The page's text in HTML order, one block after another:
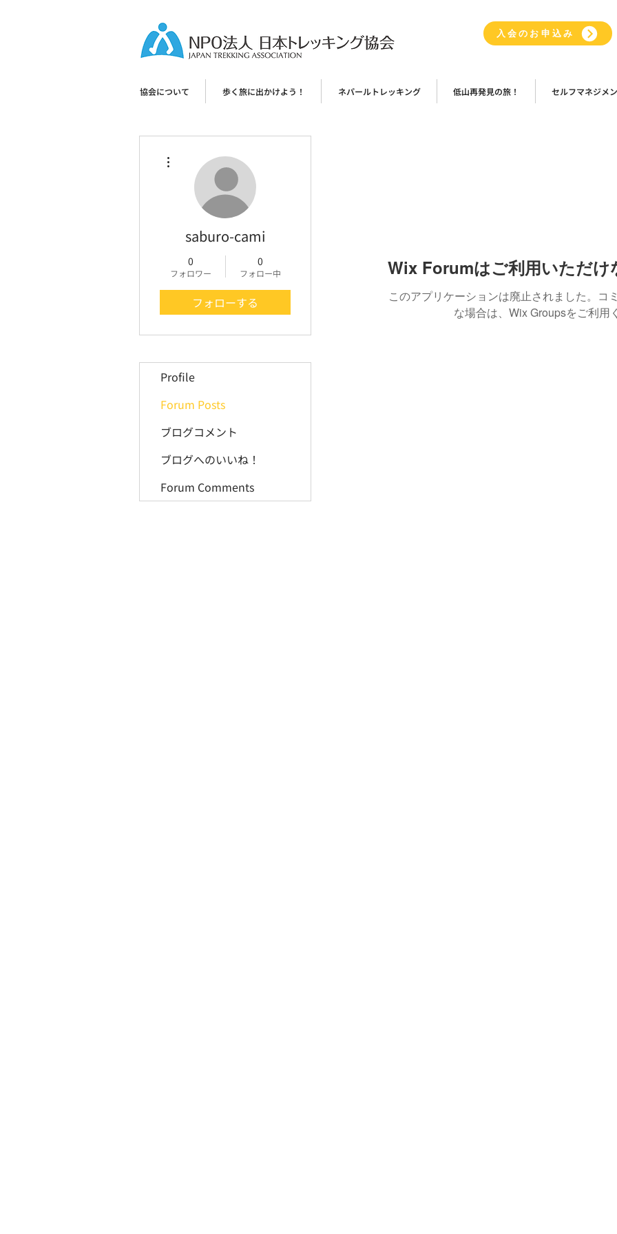
入会のお申込み
協会について 歩く旅に出かけよう！ ネパールトレッキング 低山再発見の旅！ セルフマネジメ
Wix Forumはご利用いただけ
このアプリケーションは廃止されました。コ
な場合は、Wix Groupsをご利用
saburo-cami
0
フォロワー
0
フォロー中
フォローする
Profile
Forum Posts
ブログコメント
ブログへのいいね！
Forum Comments